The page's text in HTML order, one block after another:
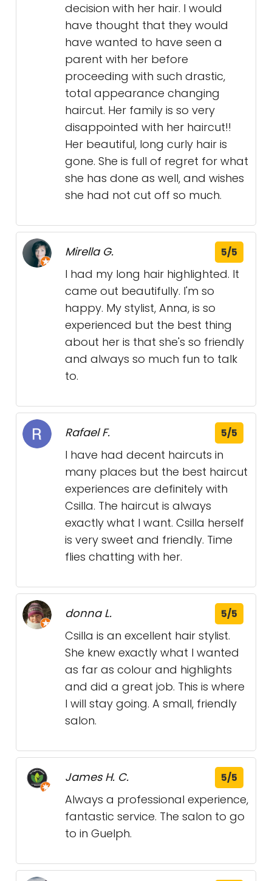
decision with her hair. I would
have thought that they would
have wanted to have seen a
parent with her before
proceeding with such drastic,
total appearance changing
haircut. Her family is so very
disappointed with her haircut!!
Her beautiful, long curly hair is
gone. She is full of regret for what
she has done as well, and wishes
she had not cut off so much.
Mirella G. 5/5
I had my long hair highlighted. It
came out beautifully. I'm so
happy. My stylist, Anna, is so
experienced but the best thing
about her is that she's so friendly
and always so much fun to talk
to.
Rafael F. 5/5
I have had decent haircuts in
many places but the best haircut
experiences are definitely with
Csilla. The haircut is always
exactly what I want. Csilla herself
is very sweet and friendly. Time
flies chatting with her.
donna L. 5/5
Csilla is an excellent hair stylist.
She knew exactly what I wanted
as far as colour and highlights
and did a great job. This is where
I will stay going. A small, friendly
salon.
James H. C. 5/5
Always a professional experience,
fantastic service. The salon to go
to in Guelph.